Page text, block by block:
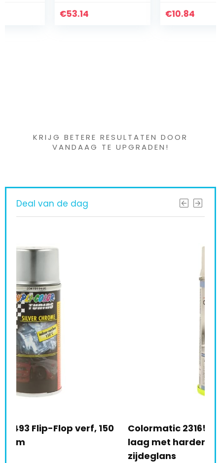
aluminium…
KRIJG BETERE RESULTATEN DOOR
VANDAAG TE UPGRADEN!
Deal van de dag
Colormatic 231650 CM 2K transparante
laag met hardenmiddel, 200 ml,